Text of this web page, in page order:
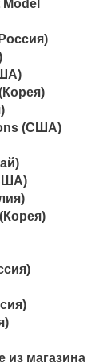
(США)
магазина